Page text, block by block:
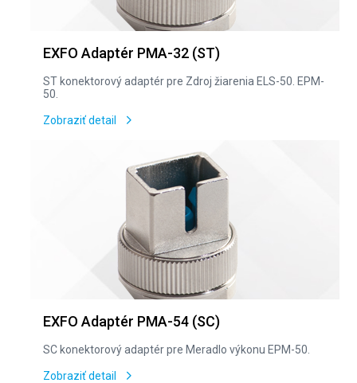
EXFO Adaptér PMA-32 (ST)
ST konektorový adaptér pre Zdroj žiarenia ELS-50. EPM-
50.
Zobraziť detail
EXFO Adaptér PMA-54 (SC)
SC konektorový adaptér pre Meradlo výkonu EPM-50.
Zobraziť detail